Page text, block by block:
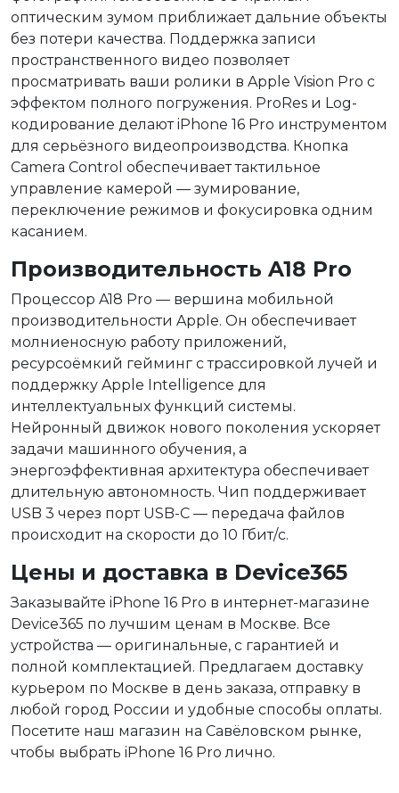
оптическим зумом приближает дальние объекты
без потери качества. Поддержка записи
пространственного видео позволяет
просматривать ваши ролики в Apple Vision Pro с
эффектом полного погружения. ProRes и Log-
кодирование делают iPhone 16 Pro инструментом
для серьёзного видеопроизводства. Кнопка
Camera Control обеспечивает тактильное
управление камерой — зумирование,
переключение режимов и фокусировка одним
касанием.
Производительность A18 Pro
Процессор A18 Pro — вершина мобильной
производительности Apple. Он обеспечивает
молниеносную работу приложений,
ресурсоёмкий гейминг с трассировкой лучей и
поддержку Apple Intelligence для
интеллектуальных функций системы.
Нейронный движок нового поколения ускоряет
задачи машинного обучения, а
энергоэффективная архитектура обеспечивает
длительную автономность. Чип поддерживает
USB 3 через порт USB-C — передача файлов
происходит на скорости до 10 Гбит/с.
Цены и доставка в Device365
Заказывайте iPhone 16 Pro в интернет-магазине
Device365 по лучшим ценам в Москве. Все
устройства — оригинальные, с гарантией и
полной комплектацией. Предлагаем доставку
курьером по Москве в день заказа, отправку в
любой город России и удобные способы оплаты.
Посетите наш магазин на Савёловском рынке,
чтобы выбрать iPhone 16 Pro лично.